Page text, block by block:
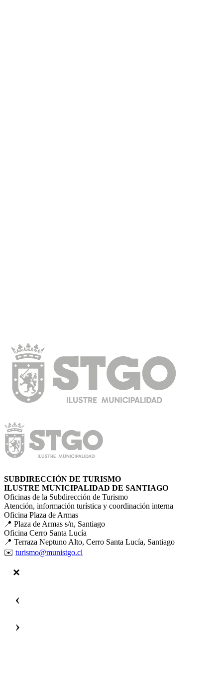
SUBDIRECCIÓN DE TURISMO
ILUSTRE MUNICIPALIDAD DE SANTIAGO
Oficinas de la Subdirección de Turismo
Atención, información turística y coordinación interna
Oficina Plaza de Armas
📍 Plaza de Armas s/n, Santiago
Oficina Cerro Santa Lucía
📍 Terraza Neptuno Alto, Cerro Santa Lucía, Santiago
✉️ turismo@munistgo.cl
‹
›